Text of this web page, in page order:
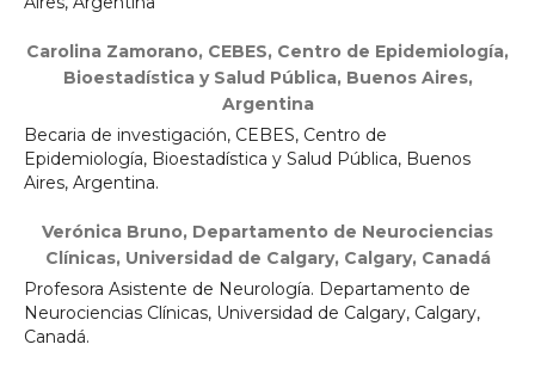
Carolina Zamorano, CEBES, Centro de Epidemiología,
Bioestadística y Salud Pública, Buenos Aires,
Argentina
Becaria de investigación, CEBES, Centro de
Epidemiología, Bioestadística y Salud Pública, Buenos
Aires, Argentina.
Verónica Bruno, Departamento de Neurociencias
Clínicas, Universidad de Calgary, Calgary, Canadá
Profesora Asistente de Neurología. Departamento de
Neurociencias Clínicas, Universidad de Calgary, Calgary,
Canadá.